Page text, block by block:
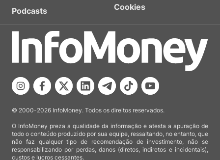
Podcasts
Cookies
© 2000-2026 InfoMoney. Todos os direitos reservados.
O InfoMoney preza a qualidade da informação e atesta a apuração de
todo o conteúdo produzido por sua equipe, ressaltando, no entanto, que
não faz qualquer tipo de recomendação de investimento, não se
responsabilizando por perdas, danos (diretos, indiretos e incidentais),
custos e lucros cessantes.